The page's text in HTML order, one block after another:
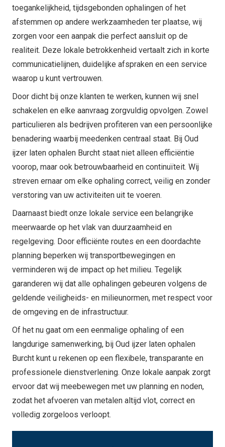
toegankelijkheid, tijdsgebonden ophalingen of het
afstemmen op andere werkzaamheden ter plaatse, wij
zorgen voor een aanpak die perfect aansluit op de
realiteit. Deze lokale betrokkenheid vertaalt zich in korte
communicatielijnen, duidelijke afspraken en een service
waarop u kunt vertrouwen.
Door dicht bij onze klanten te werken, kunnen wij snel
schakelen en elke aanvraag zorgvuldig opvolgen. Zowel
particulieren als bedrijven profiteren van een persoonlijke
benadering waarbij meedenken centraal staat. Bij Oud
ijzer laten ophalen Burcht staat niet alleen efficiëntie
voorop, maar ook betrouwbaarheid en continuïteit. Wij
streven ernaar om elke ophaling correct, veilig en zonder
verstoring van uw activiteiten uit te voeren.
Daarnaast biedt onze lokale service een belangrijke
meerwaarde op het vlak van duurzaamheid en
regelgeving. Door efficiënte routes en een doordachte
planning beperken wij transportbewegingen en
verminderen wij de impact op het milieu. Tegelijk
garanderen wij dat alle ophalingen gebeuren volgens de
geldende veiligheids- en milieunormen, met respect voor
de omgeving en de infrastructuur.
Of het nu gaat om een eenmalige ophaling of een
langdurige samenwerking, bij Oud ijzer laten ophalen
Burcht kunt u rekenen op een flexibele, transparante en
professionele dienstverlening. Onze lokale aanpak zorgt
ervoor dat wij meebewegen met uw planning en noden,
zodat het afvoeren van metalen altijd vlot, correct en
volledig zorgeloos verloopt.